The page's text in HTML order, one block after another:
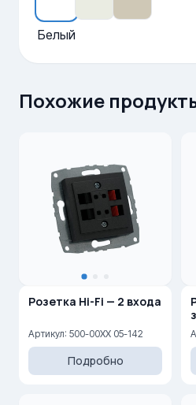
Белый
Похожие
Розетка Hi-Fi — 2 входа
Артикул: 500-00XX 05-142
Подробно